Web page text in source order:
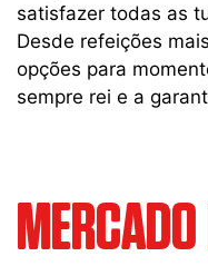
satisfazer todas as
Desde refeições
opções para
sempre rei e a